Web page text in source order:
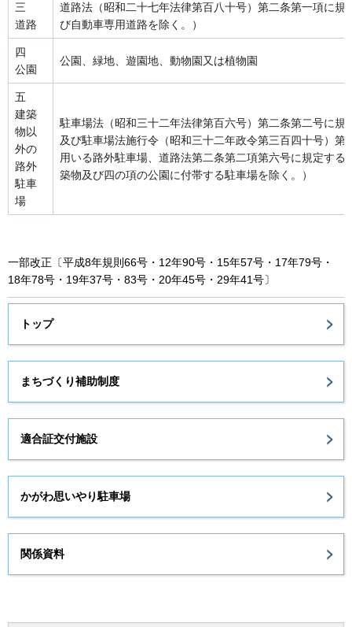
三
道路
道路法（昭和二十七年法律第百八十号）第二条第一項に規
び自動車専用道路を除く。）
四
公園
公園、緑地、遊園地、動物園又は植物園
五
建築
物以
外の
路外
駐車
場
駐車場法（昭和三十二年法律第百六号）第二条第二号に規
及び駐車場法施行令（昭和三十二年政令第三百四十号）第
用いる路外駐車場、道路法第二条第二項第六号に規定する
築物及び四の項の公園に付帯する駐車場を除く。）
一部改正〔平成8年規則66号・12年90号・15年57号・17年79号・
18年78号・19年37号・83号・20年45号・29年41号〕
トップ
まちづくり補助制度
適合証交付施設
かがわ思いやり駐車場
関係資料